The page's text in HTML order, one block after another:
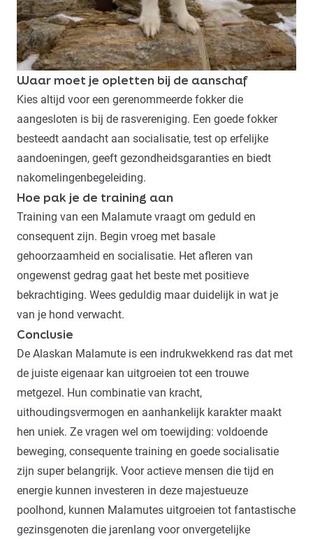
Waar moet je opletten bij de aanschaf
Kies altijd voor een gerenommeerde fokker die
aangesloten is bij de rasvereniging. Een goede fokker
besteedt aandacht aan socialisatie, test op erfelijke
aandoeningen, geeft gezondheidsgaranties en biedt
nakomelingenbegeleiding.
Hoe pak je de training aan
Training van een Malamute vraagt om geduld en
consequent zijn. Begin vroeg met basale
gehoorzaamheid en socialisatie. Het afleren van
ongewenst gedrag gaat het beste met positieve
bekrachtiging. Wees geduldig maar duidelijk in wat je
van je hond verwacht.
Conclusie
De Alaskan Malamute is een indrukwekkend ras dat met
de juiste eigenaar kan uitgroeien tot een trouwe
metgezel. Hun combinatie van kracht,
uithoudingsvermogen en aanhankelijk karakter maakt
hen uniek. Ze vragen wel om toewijding: voldoende
beweging, consequente training en goede socialisatie
zijn super belangrijk. Voor actieve mensen die tijd en
energie kunnen investeren in deze majestueuze
poolhond, kunnen Malamutes uitgroeien tot fantastische
gezinsgenoten die jarenlang voor onvergetelijke